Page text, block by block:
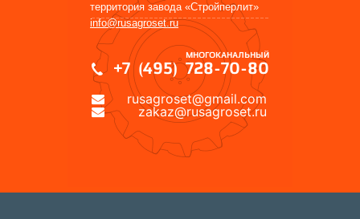
МНОГОКАНАЛЬНЫЙ
+7 (495) 728-70-80
rusagroset@gmail.com
zakaz@rusagroset.ru
территория завода «Стройперлит»
info@rusagroset.ru